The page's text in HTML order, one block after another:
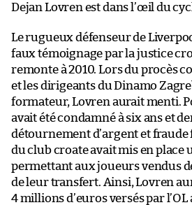
Dejan Lovren est dans l’œil du
Le rugueux défenseur de
faux témoignage par la justice
remonte à 2010. Lors du procès
et les dirigeants du Dinamo
formateur, Lovren aurait menti.
avait été condamné à six ans et
détournement d’argent et fraude
du club croate avait mis en place
permettant aux joueurs vendus
de leur transfert. Ainsi, Lovren
4 millions d’euros versés par